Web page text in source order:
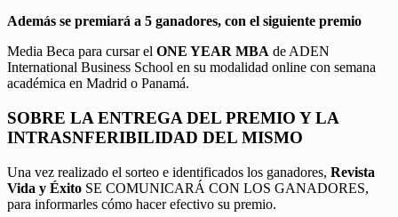
Además se premiará a 5 ganadores, con el siguiente premio
Media Beca para cursar el ONE YEAR MBA de ADEN
International Business School en su modalidad online con semana
académica en Madrid o Panamá.
SOBRE LA ENTREGA DEL PREMIO Y LA
INTRASNFERIBILIDAD DEL MISMO
Una vez realizado el sorteo e identificados los ganadores, Revista
Vida y Éxito SE COMUNICARÁ CON LOS GANADORES,
para informarles cómo hacer efectivo su premio.